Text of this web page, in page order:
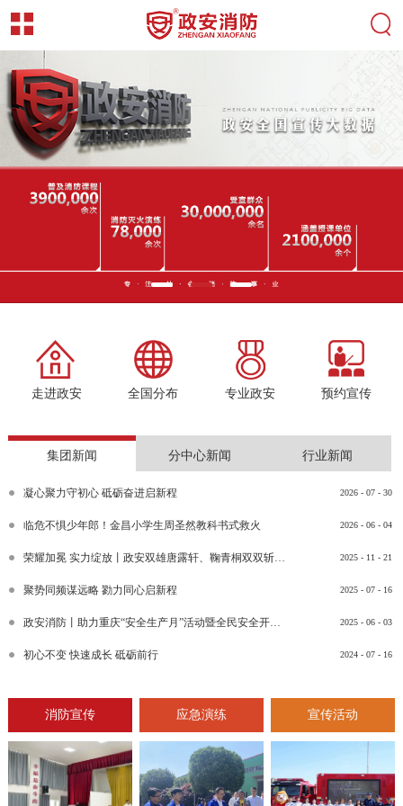
走进政安 全国分布 专业政安 预约宣传
集团新闻 分中心新闻 行业新闻
2026 - 07 - 30
凝心聚力守初心 砥砺奋进启新程
2026 - 06 - 04
临危不惧少年郎！金昌小学生周圣然教科书式救火
2025 - 11 - 21
荣耀加冕 实力绽放丨政安双雄唐露轩、鞠青桐双双斩获“渝消蓝盾讲师团金牌讲师”比武竞赛决赛大奖
2025 - 07 - 16
聚势同频谋远略 勠力同心启新程
2025 - 06 - 03
政安消防丨助力重庆“安全生产月”活动暨全民安全开放日活动
2024 - 07 - 16
初心不变 快速成长 砥砺前行
消防宣传 应急演练 宣传活动